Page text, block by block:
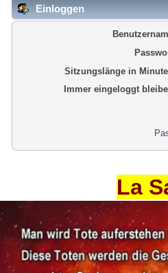
Einloggen
Sitzungslänge in
Immer eingeloggt
La